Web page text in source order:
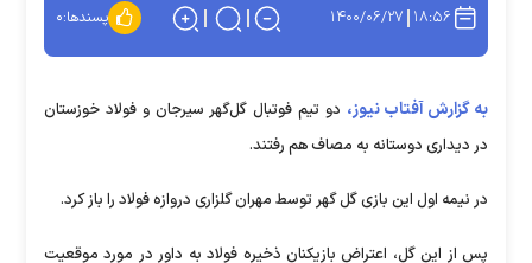
۱۸:۵۶ ۱۴۰۰/۰۶/۲۷ پسندها:۰
به گزارش آفتاب نیوز، دو تیم فوتبال گل‌گهر سیرجان و فولاد خوزستان
در دیداری دوستانه به مصاف هم رفتند.
در نیمه اول این بازی گل گهر توسط مهران گلزاری دروازه فولاد را باز کرد.
پس از این گل، اعتراض بازیکنان ذخیره فولاد به داور در مورد موقعیت